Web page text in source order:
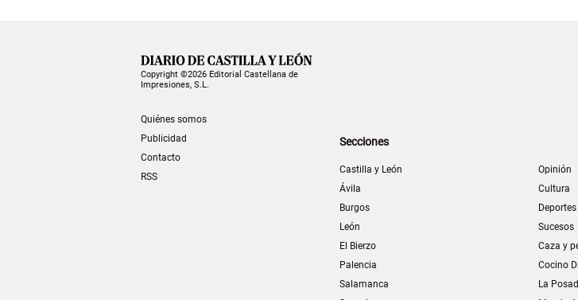
Copyright ©2026 Editorial Castellana de
Impresiones, S.L.
Quiénes somos
Publicidad
Contacto
RSS
Secciones
Castilla y León
Ávila
Burgos
León
El Bierzo
Palencia
Salamanca
Opinión
Cultura
Deportes
Sucesos
Caza y
Cocino
La